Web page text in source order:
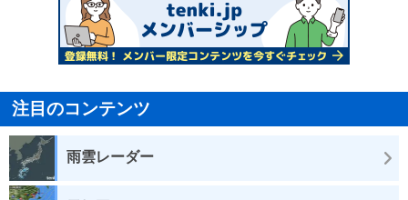
注目のコンテンツ
雨雲レーダー